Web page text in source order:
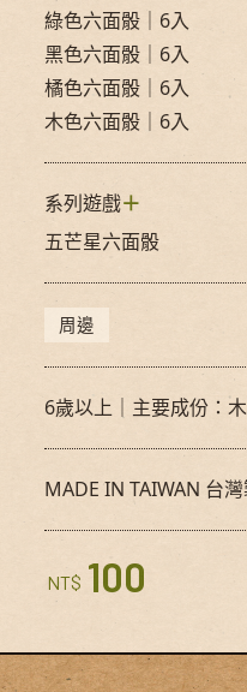
Panasia Co., Ltd. All Rights
綠色六面骰｜6入
黑色六面骰｜6入
橘色六面骰｜6入
木色六面骰｜6入
系列遊戲＋
五芒星六面骰
周邊
6歲以上｜主要成份：
MADE IN TAIWAN 台
NT$ 100